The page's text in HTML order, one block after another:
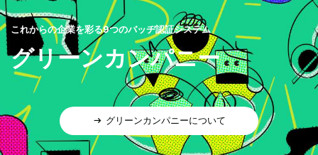
これからの企業を彩る9つのバッヂ認証システム
グリーンカンパニー
グリーンカンパニーについて